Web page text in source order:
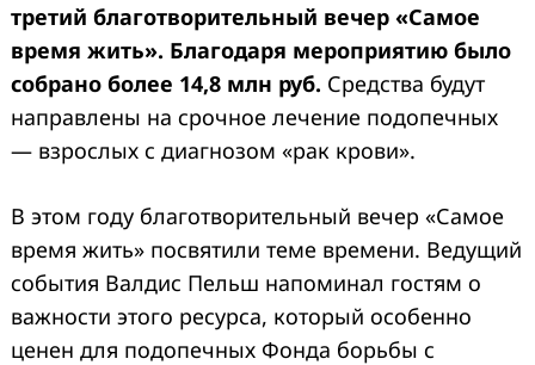
третий благотворительный вечер «Самое
время жить». Благодаря мероприятию было
собрано более 14,8 млн руб. Средства будут
направлены на срочное лечение подопечных
— взрослых с диагнозом «рак крови».
В этом году благотворительный вечер «Самое
время жить» посвятили теме времени. Ведущий
события Валдис Пельш напоминал гостям о
важности этого ресурса, который особенно
ценен для подопечных Фонда борьбы с